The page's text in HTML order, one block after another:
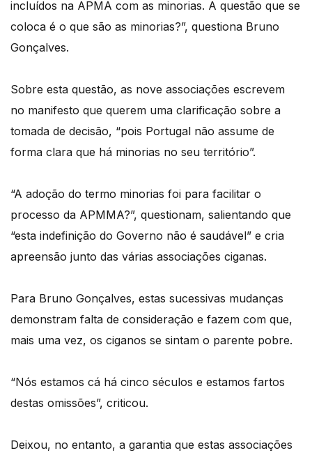
incluídos na APMA com as minorias. A questão que se
coloca é o que são as minorias?”, questiona Bruno
Gonçalves.
Sobre esta questão, as nove associações escrevem
no manifesto que querem uma clarificação sobre a
tomada de decisão, “pois Portugal não assume de
forma clara que há minorias no seu território”.
“A adoção do termo minorias foi para facilitar o
processo da APMMA?”, questionam, salientando que
“esta indefinição do Governo não é saudável” e cria
apreensão junto das várias associações ciganas.
Para Bruno Gonçalves, estas sucessivas mudanças
demonstram falta de consideração e fazem com que,
mais uma vez, os ciganos se sintam o parente pobre.
“Nós estamos cá há cinco séculos e estamos fartos
destas omissões”, criticou.
Deixou, no entanto, a garantia que estas associações